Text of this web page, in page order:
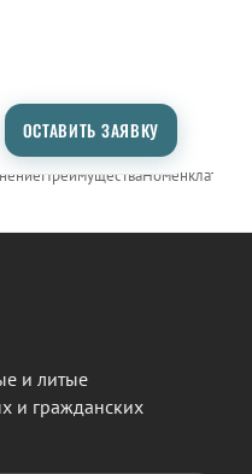
ОСТАВИТЬ ЗАЯВКУ
ПреимуществаНоменклатура
и литые
и гражданских